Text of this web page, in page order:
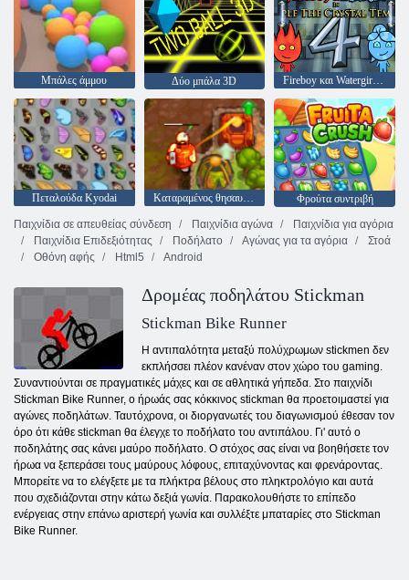
Μπάλες άμμου Δύο μπάλα 3D Fireboy και Watergirl 4: Crystal Temple
Πεταλούδα Kyodai Καταραμένος θησαυρός 2
Φρούτα συντριβή
Παιχνίδια σε απευθείας σύνδεση
Παιχνίδια αγώνα
Παιχνίδια για αγόρια
Παιχνίδια Επιδεξιότητας
Ποδήλατο Αγώνας για τα αγόρια
Στοά
Οθόνη αφής
Html5 Android
Δρομέας ποδηλάτου Stickman
Stickman Bike Runner
Η αντιπαλότητα μεταξύ πολύχρωμων stickmen δεν
εκπλήσσει πλέον κανέναν στον χώρο του gaming.
Συναντιούνται σε πραγματικές μάχες και σε αθλητικά γήπεδα. Στο παιχνίδι
Stickman Bike Runner, ο ήρωάς σας κόκκινος stickman θα προετοιμαστεί για
αγώνες ποδηλάτων. Ταυτόχρονα, οι διοργανωτές του διαγωνισμού έθεσαν τον
όρο ότι κάθε stickman θα έλεγχε το ποδήλατο του αντιπάλου. Γι' αυτό ο
ποδηλάτης σας κάνει μαύρο ποδήλατο. Ο στόχος σας είναι να βοηθήσετε τον
ήρωα να ξεπεράσει τους μαύρους λόφους, επιταχύνοντας και φρενάροντας.
Μπορείτε να το ελέγξετε με τα πλήκτρα βέλους στο πληκτρολόγιο και αυτά
που σχεδιάζονται στην κάτω δεξιά γωνία. Παρακολουθήστε το επίπεδο
ενέργειας στην επάνω αριστερή γωνία και συλλέξτε μπαταρίες στο Stickman
Bike Runner.